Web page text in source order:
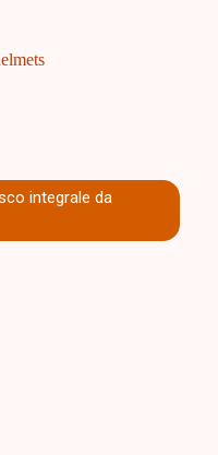
integrale da